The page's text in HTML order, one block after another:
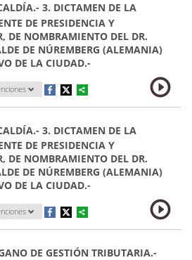
3. DICTAMEN DE LA
DE PRESIDENCIA Y
DE NOMBRAMIENTO DEL DR.
DE NÚREMBERG (ALEMANIA)
DE LA CIUDAD.-
3. DICTAMEN DE LA
DE PRESIDENCIA Y
DE NOMBRAMIENTO DEL DR.
DE NÚREMBERG (ALEMANIA)
DE LA CIUDAD.-
DE GESTIÓN TRIBUTARIA.-